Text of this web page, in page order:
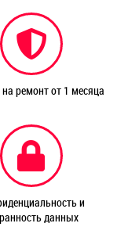
ремонт от 1 месяца
и
данных